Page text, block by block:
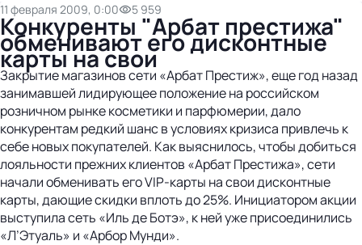
11 февраля 2009, 0:00 5 959
Конкуренты "Арбат престижа"
обменивают его дисконтные
карты на свои
Закрытие магазинов сети «Арбат Престиж», еще год назад
занимавшей лидирующее положение на российском
розничном рынке косметики и парфюмерии, дало
конкурентам редкий шанс в условиях кризиса привлечь к
себе новых покупателей. Как выяснилось, чтобы добиться
лояльности прежних клиентов «Арбат Престижа», сети
начали обменивать его VIP-карты на свои дисконтные
карты, дающие скидки вплоть до 25%. Инициатором акции
выступила сеть «Иль де Ботэ», к ней уже присоединились
«Л’Этуаль» и «Арбор Мунди».